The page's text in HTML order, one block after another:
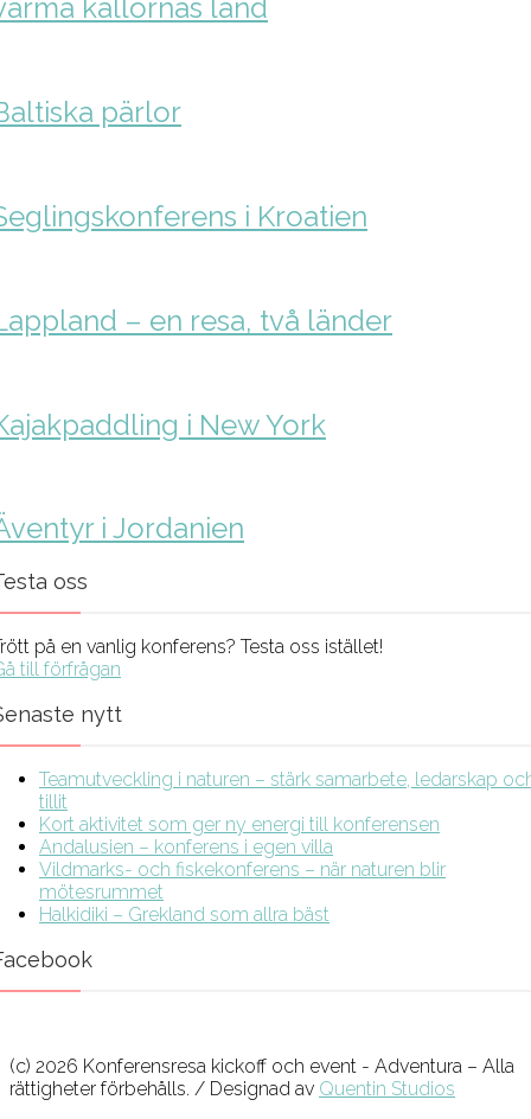
källornas land
pärlor
i Kroatien
– en resa, två länder
i New York
i Jordanien
oss
på en vanlig konferens? Testa oss istället!
till förfrågan
nytt
Teamutveckling i naturen – stärk samarbete, ledarskap
tillit
Kort aktivitet som ger ny energi till konferensen
Andalusien – konferens i egen villa
Vildmarks- och fiskekonferens – när naturen blir
mötesrummet
Halkidiki – Grekland som allra bäst
(c) 2026 Konferensresa kickoff och event - Adventura – Alla
rättigheter förbehålls. / Designad av Quentin Studios